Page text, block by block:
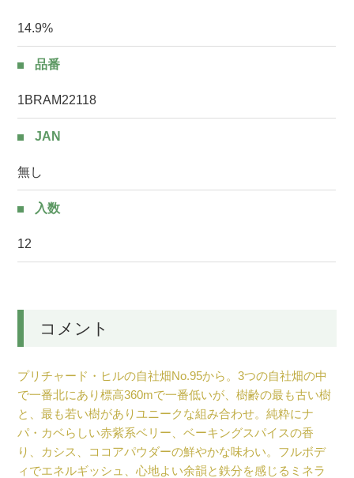
14.9%
品番
1BRAM22118
JAN
無し
入数
12
コメント
プリチャード・ヒルの自社畑No.95から。3つの自社畑の中
で一番北にあり標高360mで一番低いが、樹齢の最も古い樹
と、最も若い樹がありユニークな組み合わせ。純粋にナ
パ・カベらしい赤紫系ベリー、ベーキングスパイスの香
り、カシス、ココアパウダーの鮮やかな味わい。フルボデ
ィでエネルギッシュ、心地よい余韻と鉄分を感じるミネラ